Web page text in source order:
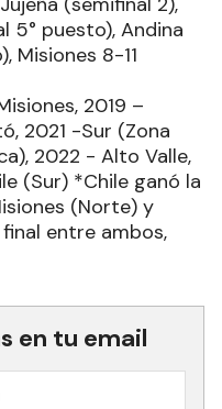
5° puesto), Andina
Misiones 8-11
2019 –
2021 -Sur (Zona
2022 - Alto Valle,
(Sur) *Chile ganó la
(Norte) y
entre ambos,
en tu email